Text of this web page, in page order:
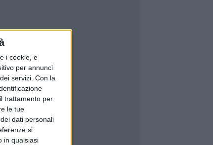
i cookie, e
per annunci
servizi. Con la
trattamento per
le tue
dati personali
si
in qualsiasi